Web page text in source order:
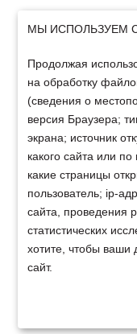
МЫ ИСПОЛЬЗУЕМ
Продолжая
на обработку
(сведения о
версия Браузера;
экрана; источник
какого сайта или
какие страницы
пользователь; ip-
сайта, проведения
статистических
хотите, чтобы ваши
сайт.